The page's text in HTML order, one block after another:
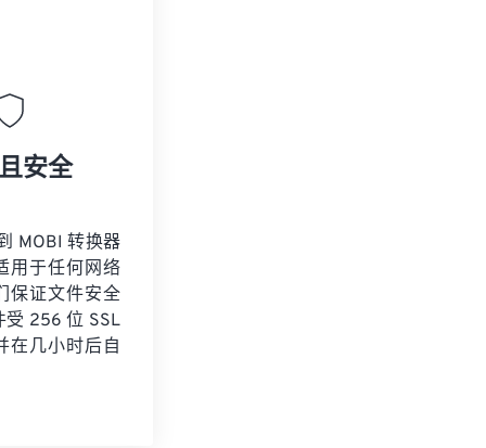
安全
MOBI 转换器
用于任何网络
保证文件安全
受 256 位 SSL
在几小时后自